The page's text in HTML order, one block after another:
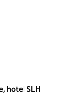
hotel SLH